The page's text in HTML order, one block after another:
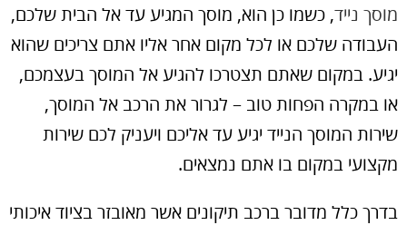
מוסך נייד, כשמו כן הוא, מוסך המגיע עד אל הבית שלכם,
העבודה שלכם או לכל מקום אחר אליו אתם צריכים שהוא
יגיע. במקום שאתם תצטרכו להגיע אל המוסך בעצמכם,
או במקרה הפחות טוב – לגרור את הרכב אל המוסך,
שירות המוסך הנייד יגיע עד אליכם ויעניק לכם שירות
מקצועי במקום בו אתם נמצאים.
בדרך כלל מדובר ברכב תיקונים אשר מאובזר בציוד איכותי